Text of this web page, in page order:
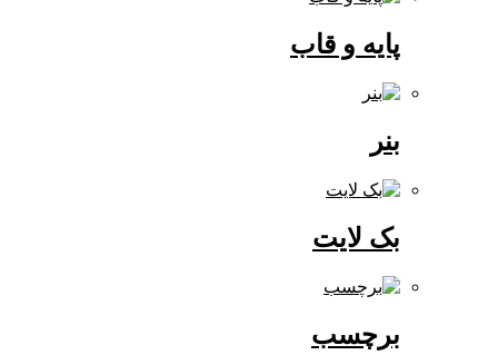
پایه و قاب